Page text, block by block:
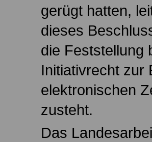
gerügt hatten,
dieses
die Feststellung
Initiativrecht zur
elektronischen
zusteht.
Das